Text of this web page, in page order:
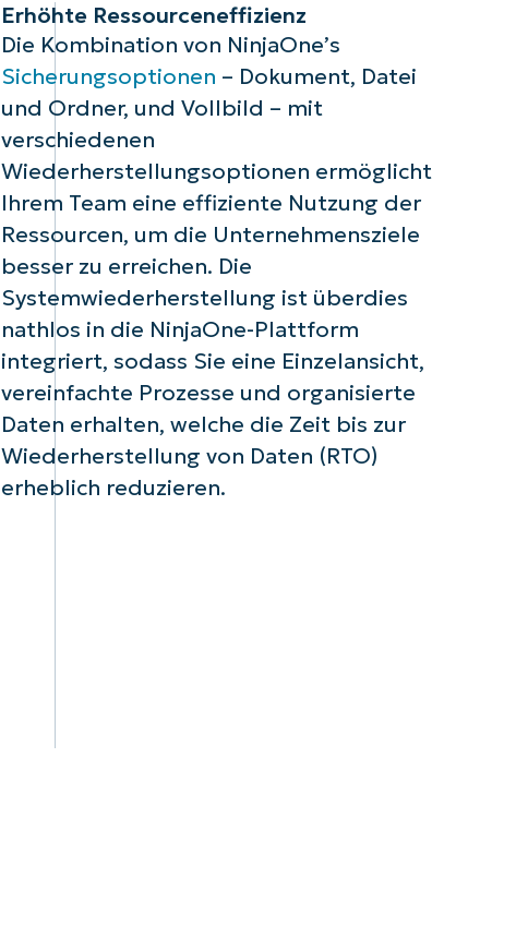
Erhöhte Ressourceneffizienz
Die Kombination von NinjaOne’s
Sicherungsoptionen – Dokument, Datei
und Ordner, und Vollbild – mit
verschiedenen
Wiederherstellungsoptionen ermöglicht
Ihrem Team eine effiziente Nutzung der
Ressourcen, um die Unternehmensziele
besser zu erreichen. Die
Systemwiederherstellung ist überdies
nathlos in die NinjaOne-Plattform
integriert, sodass Sie eine Einzelansicht,
vereinfachte Prozesse und organisierte
Daten erhalten, welche die Zeit bis zur
Wiederherstellung von Daten (RTO)
erheblich reduzieren.